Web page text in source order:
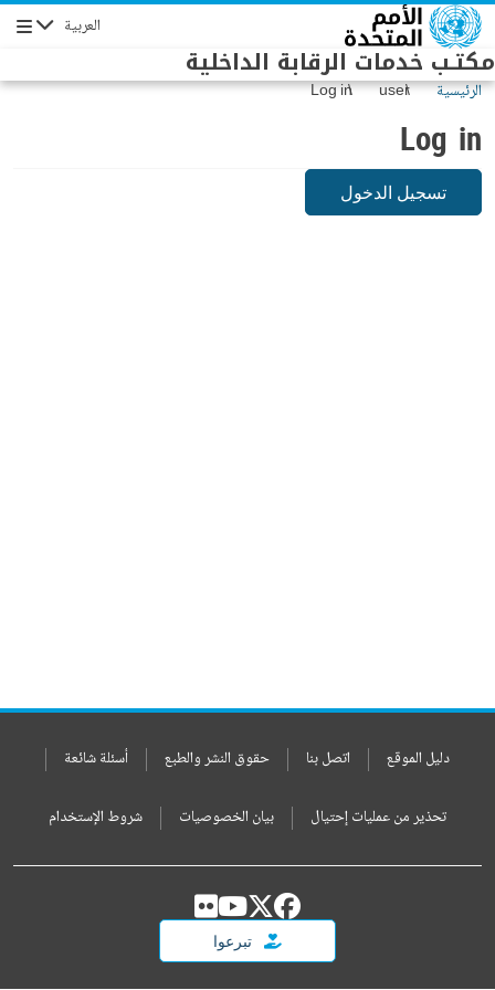
Skip to main content العربية
مكتـب خدمات الرقابة الداخلية
الرئيسية user
Log in
Log in
تسجيل الدخول
دليل الموقع اتصل بنا حقوق النشر والطبع أسئلة شائعة
تحذير من عمليات إحتيال بيان الخصوصيات شروط الإستخدام
تبرعوا